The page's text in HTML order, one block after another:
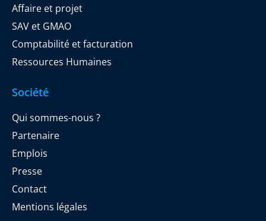
Affaire et projet
SAV et GMAO
Comptabilité et facturation
Ressources Humaines
Société
Qui sommes-nous ?
Partenaire
Emplois
Presse
Contact
Mentions légales